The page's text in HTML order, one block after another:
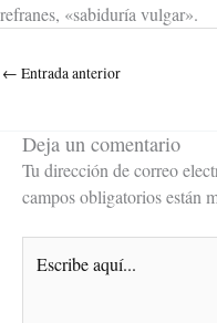
refranes, «sabiduría vulgar».
← Entrada anterior
Deja un comentario
Tu dirección de correo
campos obligatorios están
aquí...